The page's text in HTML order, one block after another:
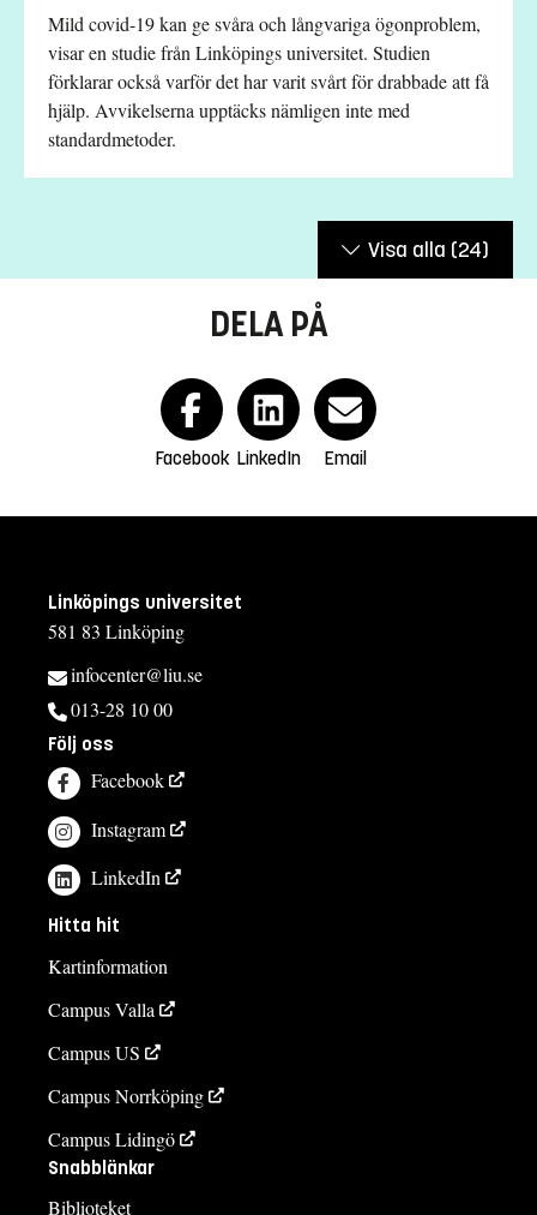
Mild covid-19 kan ge svåra och långvariga ögonproblem,
visar en studie från Linköpings universitet. Studien
förklarar också varför det har varit svårt för drabbade att få
hjälp. Avvikelserna upptäcks nämligen inte med
standardmetoder.
Visa alla (24)
DELA PÅ
Facebook LinkedIn Email
Linköpings universitet
581 83 Linköping
infocenter@liu.se
013-28 10 00
Följ oss
Facebook
Instagram
LinkedIn
Hitta hit
Kartinformation
Campus Valla
Campus US
Campus Norrköping
Campus Lidingö
Snabblänkar
Biblioteket